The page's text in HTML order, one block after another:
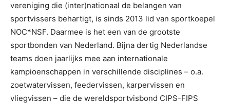
vereniging die (inter)nationaal de belangen van
sportvissers behartigt, is sinds 2013 lid van sportkoepel
NOC*NSF. Daarmee is het een van de grootste
sportbonden van Nederland. Bijna dertig Nederlandse
teams doen jaarlijks mee aan internationale
kampioenschappen in verschillende disciplines – o.a.
zoetwatervissen, feedervissen, karpervissen en
vliegvissen – die de wereldsportvisbond CIPS-FIPS